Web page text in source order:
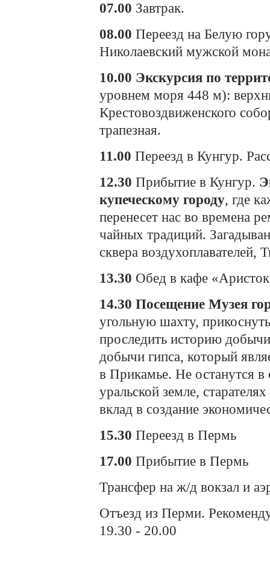
07.00 Завтрак.
08.00 Переезд на Белую
Николаевский мужской
10.00 Экскурсия по
уровнем моря 448 м):
Крестовоздвиженского
трапезная.
11.00 Переезд в Кунгур.
12.30 Прибытие в Кунгур.
купеческому городу, где
перенесет нас во времена
чайных традиций.
сквера воздухоплавателей,
13.30 Обед в кафе
14.30 Посещение Музея
угольную шахту,
проследить историю
добычи гипса, который
в Прикамье. Не останутся в
уральской земле,
вклад в создание
15.30 Переезд в Пермь
17.00 Прибытие в Пермь
Трансфер на ж/д вокзал и
Отъезд из Перми.
19.30 - 20.00